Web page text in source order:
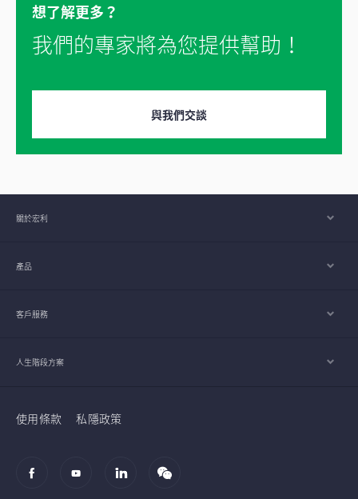
想了解更多？
我們的專家將為您提供幫助！
與我們交談
關於宏利
產品
客戶服務
人生階段方案
使用條款 私隱政策